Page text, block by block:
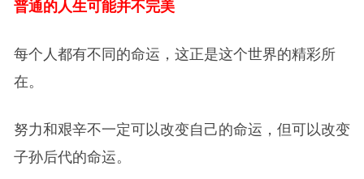
普通的人生可能并不完美
每个人都有不同的命运，这正是这个世界的精彩所
在。
努力和艰辛不一定可以改变自己的命运，但可以改变
子孙后代的命运。